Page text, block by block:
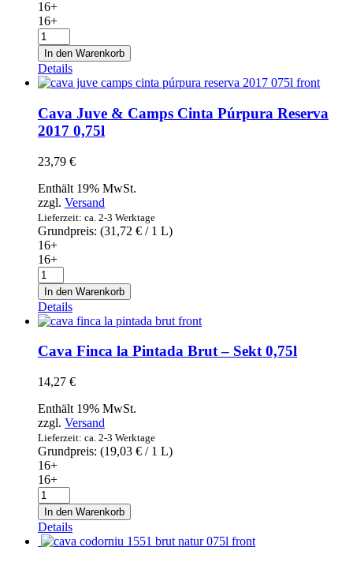
16+
16+
Cava
Parxet
cuvée21
Brut
2018
0,75l
Menge
In den Warenkorb
Details
Cava Juve & Camps Cinta Púrpura Reserva
2017 0,75l
23,79 €
Enthält 19% MwSt.
zzgl. Versand
Lieferzeit: ca. 2-3 Werktage
Grundpreis: (31,72 € / 1 L)
16+
16+
Cava
Juve
&
Camps
Cinta
Púrpura
Reserva
0,75l
In den Warenkorb
Details
Cava Finca la Pintada Brut – Sekt 0,75l
14,27 €
Enthält 19% MwSt.
zzgl. Versand
Lieferzeit: ca. 2-3 Werktage
Grundpreis: (19,03 € / 1 L)
16+
16+
Cava
Finca
la
Pintada
Brut
In den Warenkorb
Details